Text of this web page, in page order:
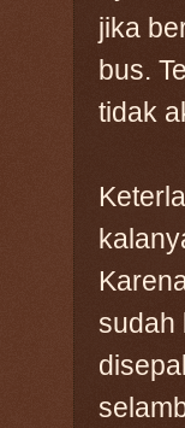
jika
bus.
tidak
sudah